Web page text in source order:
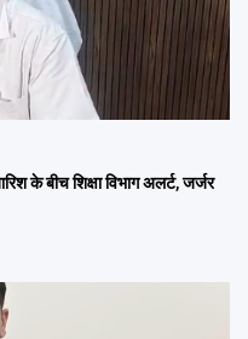
के बीच शिक्षा विभाग अलर्ट, जर्जर